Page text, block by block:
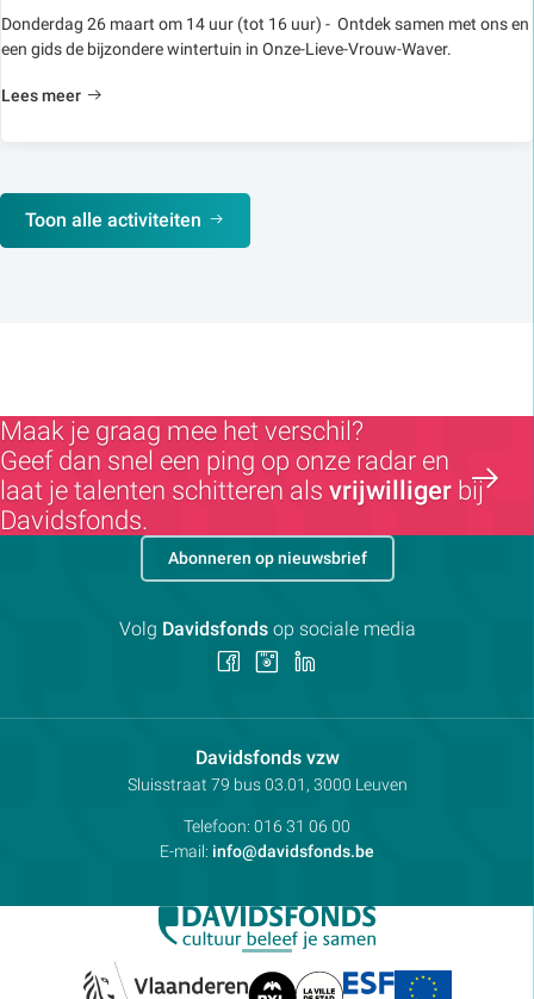
Donderdag 26 maart om 14 uur (tot 16 uur) - Ontdek samen met ons en
een gids de bijzondere wintertuin in Onze-Lieve-Vrouw-Waver.
Lees meer
Toon alle activiteiten
Maak je graag mee het verschil?
Geef dan snel een ping op onze radar en
laat je talenten schitteren als vrijwilliger bij
Davidsfonds.
Davidsfonds vzwContactpersoon:
Adres:
Sluisstraat 79 bus 03.01, 3000 Leuven
Telefoon: 016 31 06 00
E-mail: info@davidsfonds.be
Abonneren op nieuwsbrief
Volg Davidsfondsop sociale media
Volg Volg